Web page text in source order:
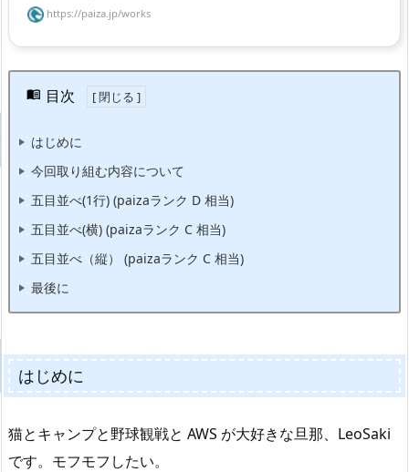
https://paiza.jp/works
目次
はじめに
今回取り組む内容について
五目並べ(1行) (paizaランク D 相当)
五目並べ(横) (paizaランク C 相当)
五目並べ（縦） (paizaランク C 相当)
最後に
はじめに
猫とキャンプと野球観戦と AWS が大好きな旦那、LeoSaki
です。モフモフしたい。